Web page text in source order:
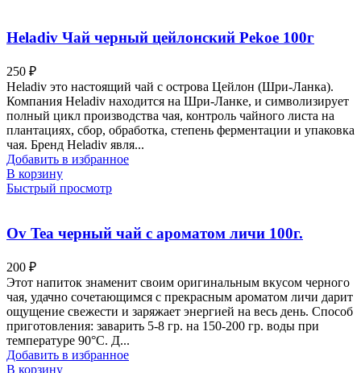
Heladiv Чай черный цейлонский Pekoe 100г
250 ₽
Heladiv это настоящий чай с острова Цейлон (Шри-Ланка).
Компания Heladiv находится на Шри-Ланке, и символизирует
полный цикл производства чая, контроль чайного листа на
плантациях, сбор, обработка, степень ферментации и упаковка
чая. Бренд Heladiv явля...
Добавить в избранное
В корзину
Быстрый просмотр
Ov Tea черный чай с ароматом личи 100г.
200 ₽
Этот напиток знаменит своим оригинальным вкусом черного
чая, удачно сочетающимся с прекрасным ароматом личи дарит
ощущение свежести и заряжает энергией на весь день. Способ
приготовления: заварить 5-8 гр. на 150-200 гр. воды при
температуре 90°С. Д...
Добавить в избранное
В корзину